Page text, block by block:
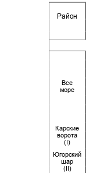
Район
Все
море
Карские
ворота
(I)
Югорский
шар
(II)